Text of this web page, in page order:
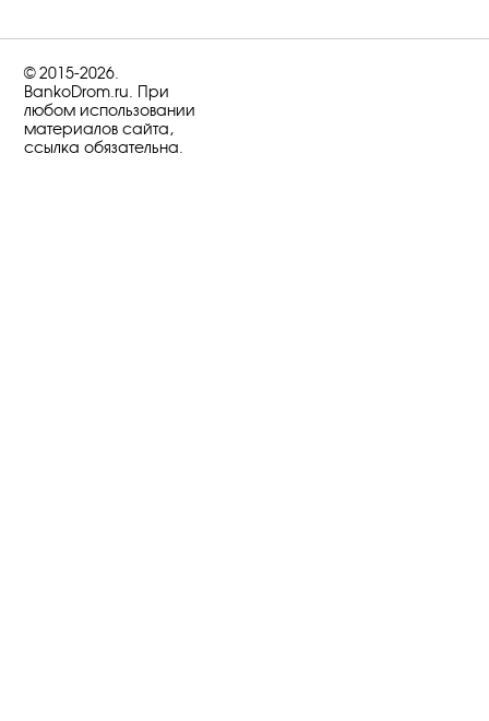
© 2015-2026.
BankoDrom.ru. При
любом использовании
материалов сайта,
ссылка обязательна.